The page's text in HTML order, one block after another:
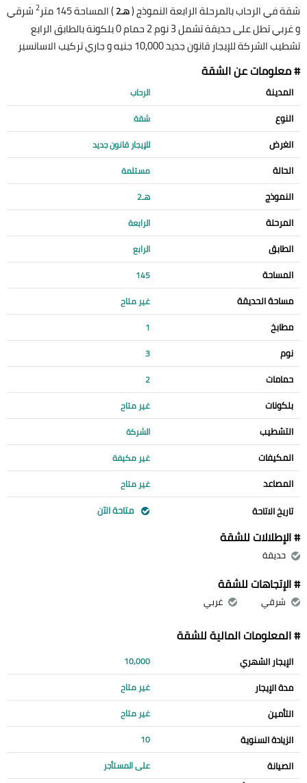
شقة في الرحاب بالمرحلة الرابعة النموذج (هـ2 ) المساحة 145 متر 2 شرقي
و غربي تطل على حديقة تشمل 3 نوم 2 حمام 0 بلكونة بالطابق الرابع
تشطيب الشركة للإيجار قانون جديد 10,000 جنيه و جاري تركيب الاسانسير
# معلومات عن الشقة
المدينة الرحاب
النوع شقة
الغرض للإيجار قانون جديد
الحالة مستلمة
النموذج هـ2
المرحلة الرابعة
الطابق الرابع
المساحة 145
مساحة الحديقة غير متاح
مطابخ 1
نوم 3
حمامات 2
بلكونات غير متاح
التشطيب الشركة
المكيفات غير مكيفة
المصاعد غير متاح
تاريخ الاتاحة متاحة الآن
# الإطلالات للشقة
حديقة
# الإتجاهات للشقة
شرقي غربي
# المعلومات المالية للشقة
الإيجار الشهري 10,000
مدة الإيجار غير متاح
التأمين غير متاح
الزيادة السنوية 10
الصيانة على المستأجر